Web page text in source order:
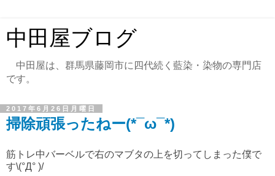
中田屋ブログ
中田屋は、群馬県藤岡市に四代続く藍染・染物の専門店
です。
2017年6月26日月曜日
掃除頑張ったねー(*¯ω¯*)
筋トレ中バーベルで右のマブタの上を切ってしまった僕で
す\(°Д° )/